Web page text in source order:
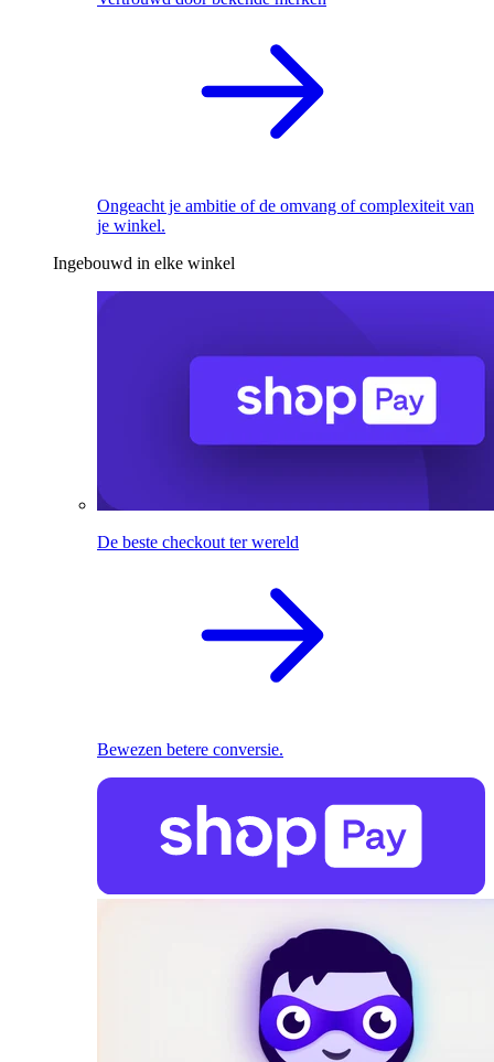
Ongeacht je ambitie of de omvang of complexiteit van
je winkel.
Ingebouwd in elke winkel
De beste checkout ter wereld
Bewezen betere conversie.